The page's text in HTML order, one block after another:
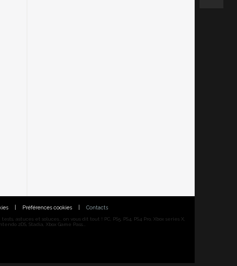
Préférences cookies Contacts
astuces et soluces... on vous dit tout ! PC, PS5, PS4, PS4 Pro, Xbox series X,
2DS, Stadia, Xbox Game Pass...